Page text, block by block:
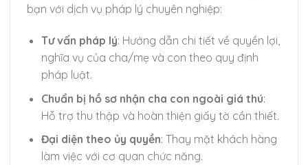
đến
nội
bạn với dịch vụ pháp lý chuyên nghiệp:
Tư vấn pháp lý: Hướng dẫn chi tiết về quyền lợi,
nghĩa vụ của cha/mẹ và con theo quy định
pháp luật.
Chuẩn bị hồ sơ nhận cha con ngoài giá thú:
Hỗ trợ thu thập và hoàn thiện giấy tờ cần thiết.
Đại diện theo ủy quyền: Thay mặt khách hàng
làm việc với cơ quan chức năng.